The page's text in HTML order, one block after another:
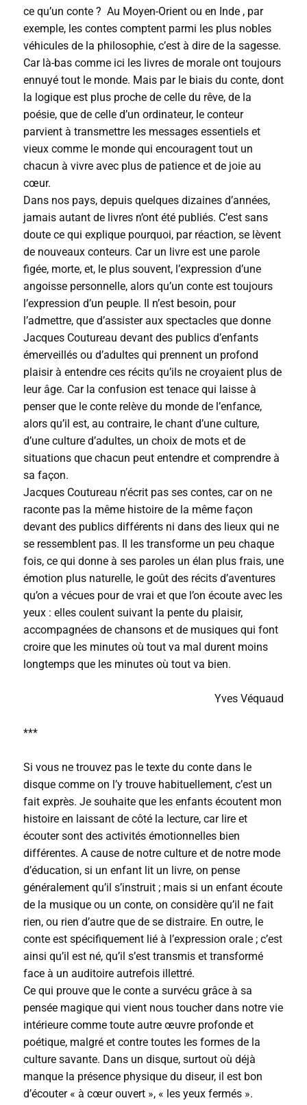
ce qu’un conte ? Au Moyen-Orient ou en Inde , par
exemple, les contes comptent parmi les plus nobles
véhicules de la philosophie, c’est à dire de la sagesse.
Car là-bas comme ici les livres de morale ont toujours
ennuyé tout le monde. Mais par le biais du conte, dont
la logique est plus proche de celle du rêve, de la
poésie, que de celle d’un ordinateur, le conteur
parvient à transmettre les messages essentiels et
vieux comme le monde qui encouragent tout un
chacun à vivre avec plus de patience et de joie au
cœur.
Dans nos pays, depuis quelques dizaines d’années,
jamais autant de livres n’ont été publiés. C’est sans
doute ce qui explique pourquoi, par réaction, se lèvent
de nouveaux conteurs. Car un livre est une parole
figée, morte, et, le plus souvent, l’expression d’une
angoisse personnelle, alors qu’un conte est toujours
l’expression d’un peuple. Il n’est besoin, pour
l’admettre, que d’assister aux spectacles que donne
Jacques Coutureau devant des publics d’enfants
émerveillés ou d’adultes qui prennent un profond
plaisir à entendre ces récits qu’ils ne croyaient plus de
leur âge. Car la confusion est tenace qui laisse à
penser que le conte relève du monde de l’enfance,
alors qu’il est, au contraire, le chant d’une culture,
d’une culture d’adultes, un choix de mots et de
situations que chacun peut entendre et comprendre à
sa façon.
Jacques Coutureau n’écrit pas ses contes, car on ne
raconte pas la même histoire de la même façon
devant des publics différents ni dans des lieux qui ne
se ressemblent pas. Il les transforme un peu chaque
fois, ce qui donne à ses paroles un élan plus frais, une
émotion plus naturelle, le goût des récits d’aventures
qu’on a vécues pour de vrai et que l’on écoute avec les
yeux : elles coulent suivant la pente du plaisir,
accompagnées de chansons et de musiques qui font
croire que les minutes où tout va mal durent moins
longtemps que les minutes où tout va bien.
Yves Véquaud
***
Si vous ne trouvez pas le texte du conte dans le
disque comme on l’y trouve habituellement, c’est un
fait exprès. Je souhaite que les enfants écoutent mon
histoire en laissant de côté la lecture, car lire et
écouter sont des activités émotionnelles bien
différentes. A cause de notre culture et de notre mode
d’éducation, si un enfant lit un livre, on pense
généralement qu’il s’instruit ; mais si un enfant écoute
de la musique ou un conte, on considère qu’il ne fait
rien, ou rien d’autre que de se distraire. En outre, le
conte est spécifiquement lié à l’expression orale ; c’est
ainsi qu’il est né, qu’il s’est transmis et transformé
face à un auditoire autrefois illettré.
Ce qui prouve que le conte a survécu grâce à sa
pensée magique qui vient nous toucher dans notre vie
intérieure comme toute autre œuvre profonde et
poétique, malgré et contre toutes les formes de la
culture savante. Dans un disque, surtout où déjà
manque la présence physique du diseur, il est bon
d’écouter « à cœur ouvert », « les yeux fermés ».